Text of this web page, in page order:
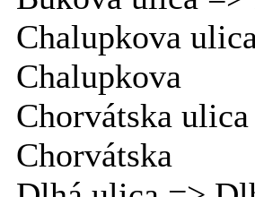
Chalupkova
Chalupkova
Chorvátska
Chorvátska